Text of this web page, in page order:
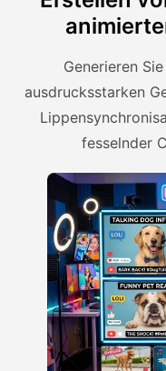
Generieren
ausdrucksstarken
fesselnder